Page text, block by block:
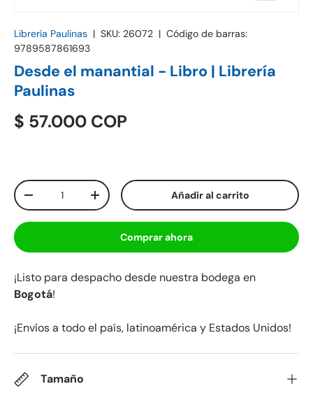
Librería Paulinas | SKU: 26072 | Código de barras:
9789587861693
Desde el manantial - Libro | Librería
Paulinas
$ 57.000 COP
Cant.
-
+ Añadir al carrito
Comprar ahora
¡Listo para despacho desde nuestra bodega en
Bogotá!
¡Envíos a todo el país, latinoamérica y Estados Unidos!
Tamaño